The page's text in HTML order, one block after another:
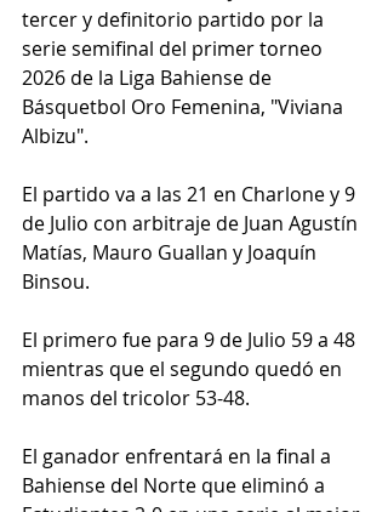
tercer y definitorio partido por la
serie semifinal del primer torneo
2026 de la Liga Bahiense de
Básquetbol Oro Femenina, "Viviana
Albizu".
El partido va a las 21 en Charlone y 9
de Julio con arbitraje de Juan Agustín
Matías, Mauro Guallan y Joaquín
Binsou.
El primero fue para 9 de Julio 59 a 48
mientras que el segundo quedó en
manos del tricolor 53-48.
El ganador enfrentará en la final a
Bahiense del Norte que eliminó a